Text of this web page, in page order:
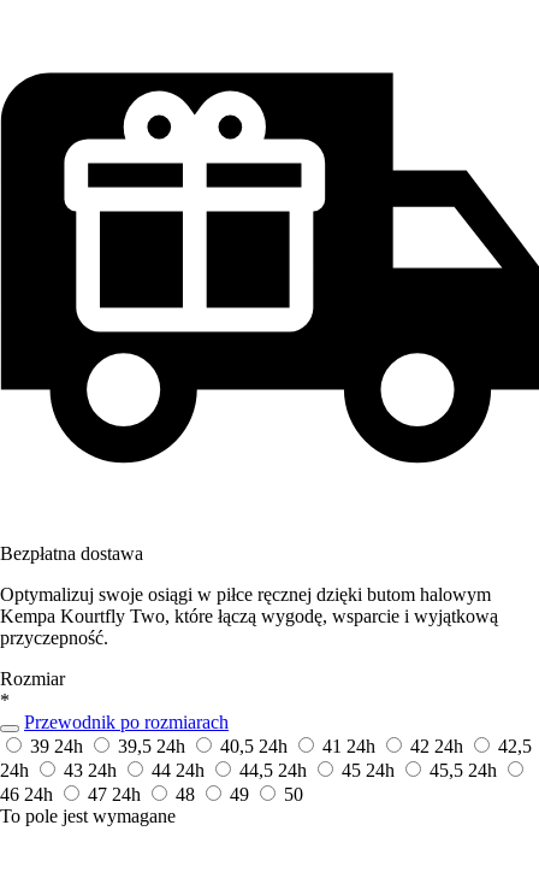
Bezpłatna dostawa
Optymalizuj swoje osiągi w piłce ręcznej dzięki butom halowym
Kempa Kourtfly Two, które łączą wygodę, wsparcie i wyjątkową
przyczepność.
Rozmiar
*
Przewodnik po rozmiarach
39 24h 39,5 24h 40,5 24h 41 24h 42 24h
42,5
24h
43 24h 44 24h 44,5 24h 45 24h 45,5 24h
46 24h 47 24h 48 49
50
To pole jest wymagane